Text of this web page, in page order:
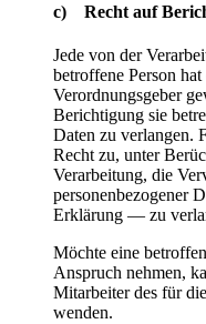
c) Recht auf
Jede von der
betroffene Person
Verordnungsgeber
Berichtigung sie
Daten zu verlangen.
Recht zu, unter
Verarbeitung, die
personenbezogener
Erklärung — zu
Möchte eine
Anspruch nehmen,
Mitarbeiter des für
wenden.